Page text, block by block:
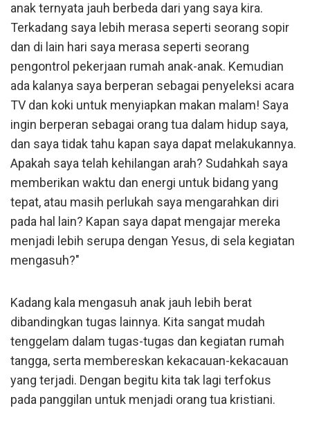
anak ternyata jauh berbeda dari yang saya kira.
Terkadang saya lebih merasa seperti seorang sopir
dan di lain hari saya merasa seperti seorang
pengontrol pekerjaan rumah anak-anak. Kemudian
ada kalanya saya berperan sebagai penyeleksi acara
TV dan koki untuk menyiapkan makan malam! Saya
ingin berperan sebagai orang tua dalam hidup saya,
dan saya tidak tahu kapan saya dapat melakukannya.
Apakah saya telah kehilangan arah? Sudahkah saya
memberikan waktu dan energi untuk bidang yang
tepat, atau masih perlukah saya mengarahkan diri
pada hal lain? Kapan saya dapat mengajar mereka
menjadi lebih serupa dengan Yesus, di sela kegiatan
mengasuh?"
Kadang kala mengasuh anak jauh lebih berat
dibandingkan tugas lainnya. Kita sangat mudah
tenggelam dalam tugas-tugas dan kegiatan rumah
tangga, serta membereskan kekacauan-kekacauan
yang terjadi. Dengan begitu kita tak lagi terfokus
pada panggilan untuk menjadi orang tua kristiani.